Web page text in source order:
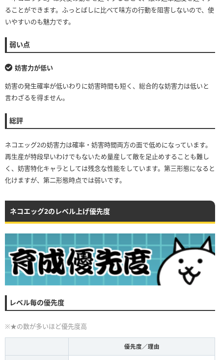
ることができます。ふっとばしに比べて味方の行動を阻害しないので、使
いやすいのも魅力です。
弱い点
妨害力が低い
妨害の発生確率が低いわりに妨害時間も短く、総合的な妨害力は低いと
言わざるを得ません。
総評
ネコエッグ2の妨害力は確率・妨害時間両方の面で低めになっています。
再生産が特段早いわけでもないため量産して敵を足止めすることも難し
く、妨害特化キャラとしては残念な性能をしています。第三形態になると
化けますが、第二形態時点では弱いです。
ネコエッグ2のレベル上げ優先度
レベル毎の優先度
※★の数が多いほど優先度高
優先度／理由